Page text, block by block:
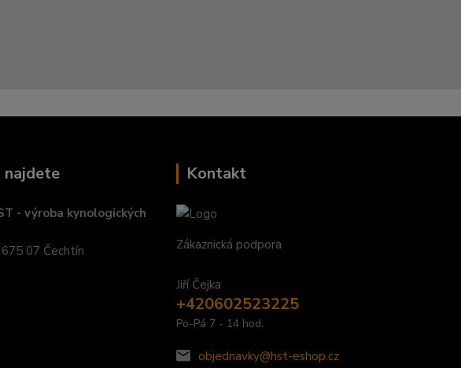
najdete
- výroba kynologických
07 Čechtín
Kontakt
Zákaznická podpora
Jiří Čejka
+420602523225
Po-Pá 7 - 14 hod.
objednavky@hst-eshop.cz